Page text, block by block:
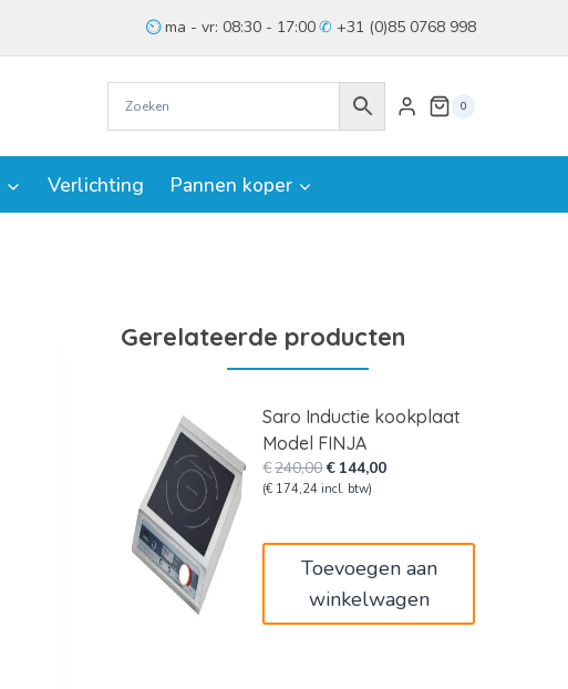
ma - vr: 08:30 - 17:00 +31 (0)85 0768 998
0
Verlichting Pannen koper
Gerelateerde producten
Saro Inductie kookplaat
Model FINJA
€240,00Oorspronkelijke
prijs
€ 144,00Huidige
(€ 174,24 incl. btw)
Toevoegen aan
winkelwagen